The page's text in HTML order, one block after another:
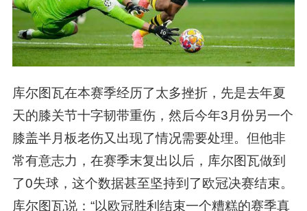
库尔图瓦在本赛季经历了太多挫折，先是去年夏
天的膝关节十字韧带重伤，然后今年3月份另一个
膝盖半月板老伤又出现了情况需要处理。但他非
常有意志力，在赛季末复出以后，库尔图瓦做到
了0失球，这个数据甚至坚持到了欧冠决赛结束。
库尔图瓦说：“以欧冠胜利结束一个糟糕的赛季真